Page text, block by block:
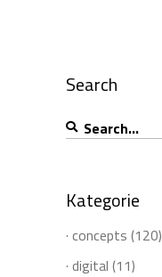
Search
Search
for:
Kategorie
· concepts (120)
· digital (11)